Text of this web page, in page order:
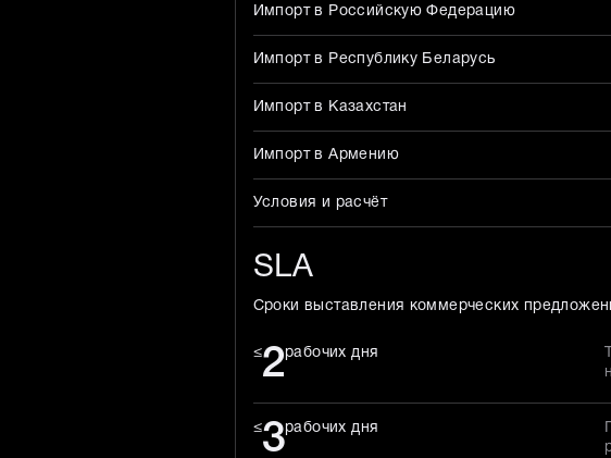
Импорт в Российскую Федерацию
Импорт в Республику Беларусь
Импорт в Казахстан
Импорт в Армению
Условия и расчёт
SLA
Сроки выставления коммерческих
≤2 рабочих дня
≤3рабочих дня